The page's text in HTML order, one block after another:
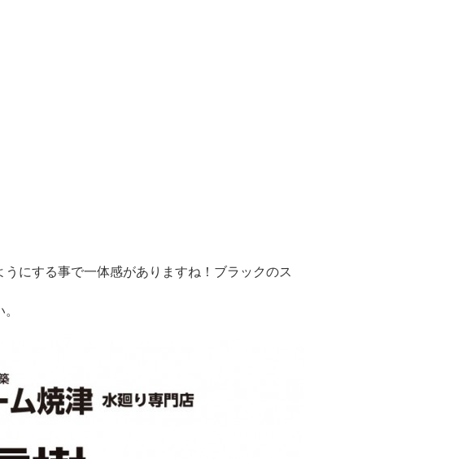
にする事で一体感がありますね！ブラックのス